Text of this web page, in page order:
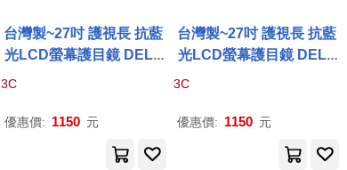
台灣製~27吋 護視長 抗藍
光LCD螢幕護目鏡 DELL
NEW系列 無 DELL
3C
優惠價: 1150 元
台灣製~27吋 護視長 抗藍
光LCD螢幕護目鏡 DELL
NEW系列 無 DELL
3C
優惠價: 1150 元